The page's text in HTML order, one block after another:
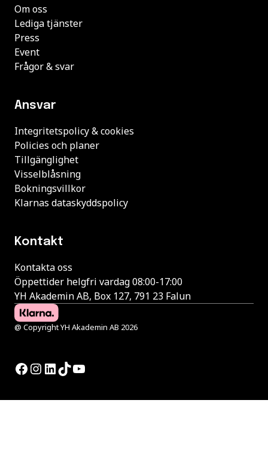
Om oss
Lediga tjänster
Press
Event
Frågor & svar
Ansvar
Integritetspolicy & cookies
Policies och planer
Tillgänglighet
Visselblåsning
Bokningsvillkor
Klarnas dataskyddspolicy
Kontakt
Kontakta oss
Öppettider helgfri vardag 08:00-17:00
YH Akademin AB, Box 127, 791 23 Falun
@ Copyright YH Akademin AB 2026
Facebook
Instagram
LinkedIn
TikTok
YouTube